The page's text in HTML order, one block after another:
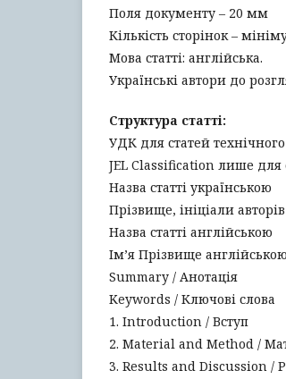
Поля документу – 20 мм
Кількість сторінок –
Мова статті: англійська.
Українські автори до
Структура статті:
УДК для статей
JEL Classification лише для
Назва статті українською
Прізвище, ініціали авторів
Назва статті англійською
Ім’я Прізвище англійською
Summary / Анотація
Keywords / Ключові слова
1. Introduction / Вступ
2. Material and Method /
3. Results and Discussion /